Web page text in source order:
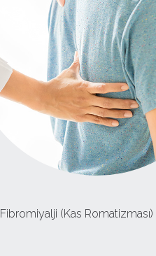
Fibromiyalji (Kas Romatizması)